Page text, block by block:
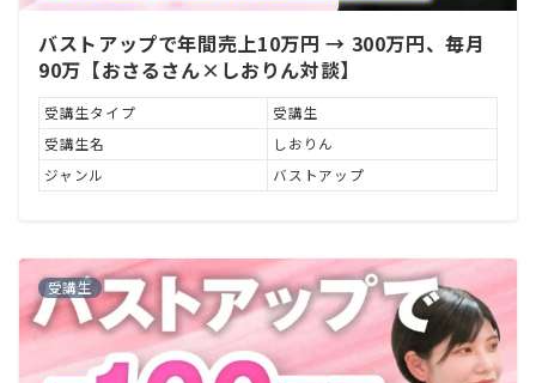
バストアップで年間売上10万円 → 300万円、毎月
90万【おさるさん×しおりん対談】
受講生タイプ
受講生
受講生名
しおりん
ジャンル
バストアップ
受講生